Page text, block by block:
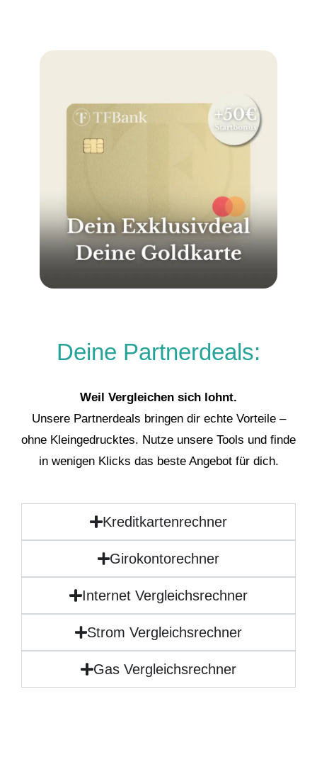
Deine Partnerdeals:
Weil Vergleichen sich lohnt.
Unsere Partnerdeals bringen dir echte Vorteile –
ohne Kleingedrucktes. Nutze unsere Tools und finde
in wenigen Klicks das beste Angebot für dich.
Kreditkartenrechner
Girokontorechner
Internet Vergleichsrechner
Strom Vergleichsrechner
Gas Vergleichsrechner